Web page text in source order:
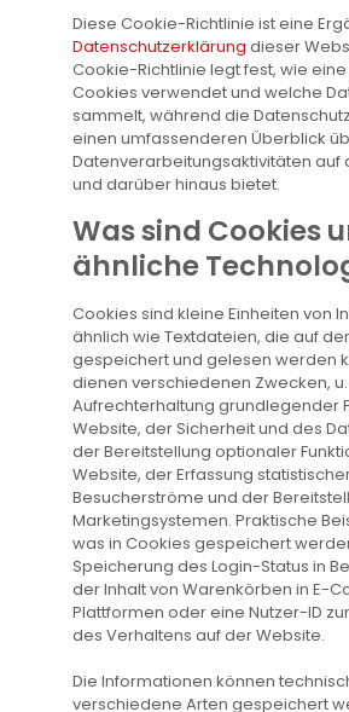
Diese Cookie-Richtlinie ist eine
Datenschutzerklärung dieser
Cookie-Richtlinie legt fest, wie
Cookies verwendet und welche
sammelt, während die
einen umfassenderen Überblick
Datenverarbeitungsaktivitäten auf
und darüber hinaus bietet.
Was sind Cookies
ähnliche
Cookies sind kleine Einheiten von
ähnlich wie Textdateien, die auf
gespeichert und gelesen werden
dienen verschiedenen Zwecken,
Aufrechterhaltung grundlegender
Website, der Sicherheit und des
der Bereitstellung optionaler
Website, der Erfassung
Besucherströme und der
Marketingsystemen. Praktische
was in Cookies gespeichert
Speicherung des Login-Status in
der Inhalt von Warenkörben in E-
Plattformen oder eine Nutzer-ID
des Verhaltens auf der Website.
Die Informationen können
verschiedene Arten gespeichert